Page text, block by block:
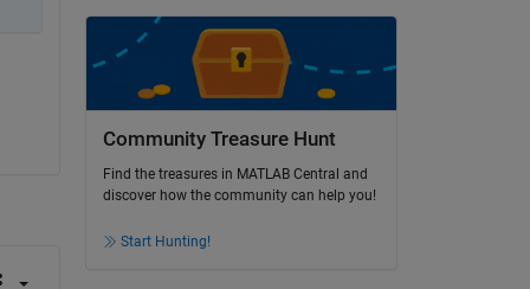
Community Treasure Hunt
Find the treasures in MATLAB Central and
discover how the community can help you!
Start Hunting!